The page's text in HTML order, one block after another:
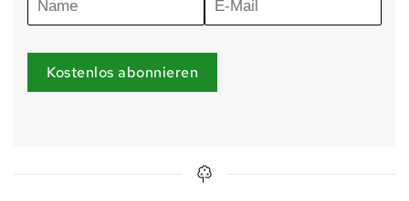
Kostenlos abonnieren